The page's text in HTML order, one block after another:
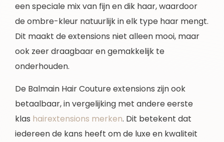
een speciale mix van fijn en dik haar, waardoor
de ombre-kleur natuurlijk in elk type haar mengt.
Dit maakt de extensions niet alleen mooi, maar
ook zeer draagbaar en gemakkelijk te
onderhouden.
De Balmain Hair Couture extensions zijn ook
betaalbaar, in vergelijking met andere eerste
klas hairextensions merken. Dit betekent dat
iedereen de kans heeft om de luxe en kwaliteit